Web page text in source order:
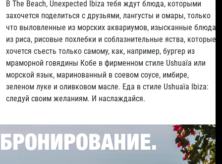
В The Beach, Unexpected Ibiza тебя ждут блюда, которыми
захочется поделиться с друзьями, лангусты и омары, только
что выловленные из морских аквариумов, изысканные блюда
из риса, рисовые похлебки и соблазнительные яства, которые
хочется съесть только самому, как, например, бургер из
мраморной говядины Кобе в фирменном стиле Ushuaïa или
морской язык, маринованный в соевом соусе, имбире,
зеленом луке и оливковом масле. Еда в стиле Ushuaïa Ibiza:
следуй своим желаниям. И наслаждайся.
БРОНИРОВАНИЕ.